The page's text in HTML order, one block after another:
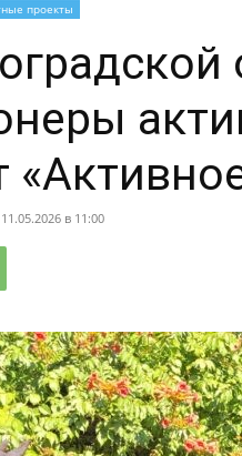
проекты
11.05.2026 в 11:00